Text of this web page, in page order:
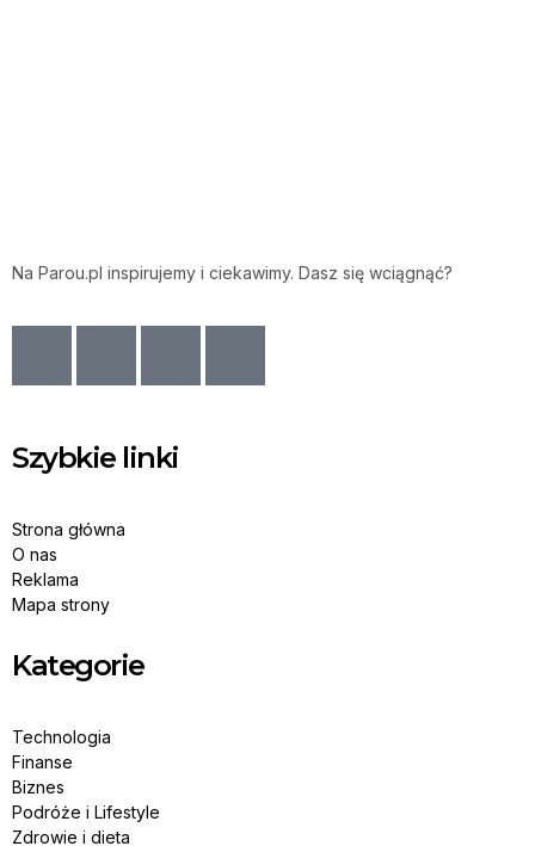
Na Parou.pl inspirujemy i ciekawimy. Dasz się wciągnąć?
Szybkie linki
Strona główna
O nas
Reklama
Mapa strony
Kategorie
Technologia
Finanse
Biznes
Podróże i Lifestyle
Zdrowie i dieta